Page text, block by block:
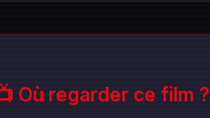
Où regarder ce film ?